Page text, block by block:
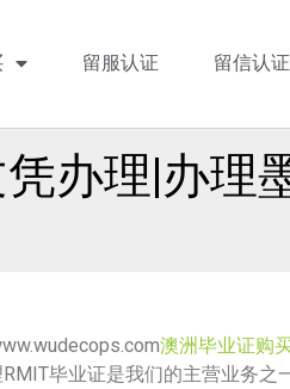
留服认证 留信认证
办理|办理
澳洲毕业证购
毕业证是我们的主营业务之